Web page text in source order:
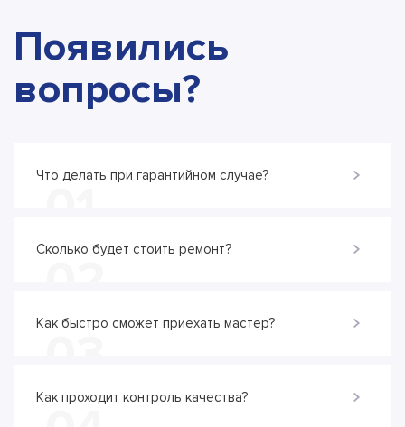
Появились
вопросы?
Что делать при гарантийном случае?
Сколько будет стоить ремонт?
Как быстро сможет приехать мастер?
Как проходит контроль качества?